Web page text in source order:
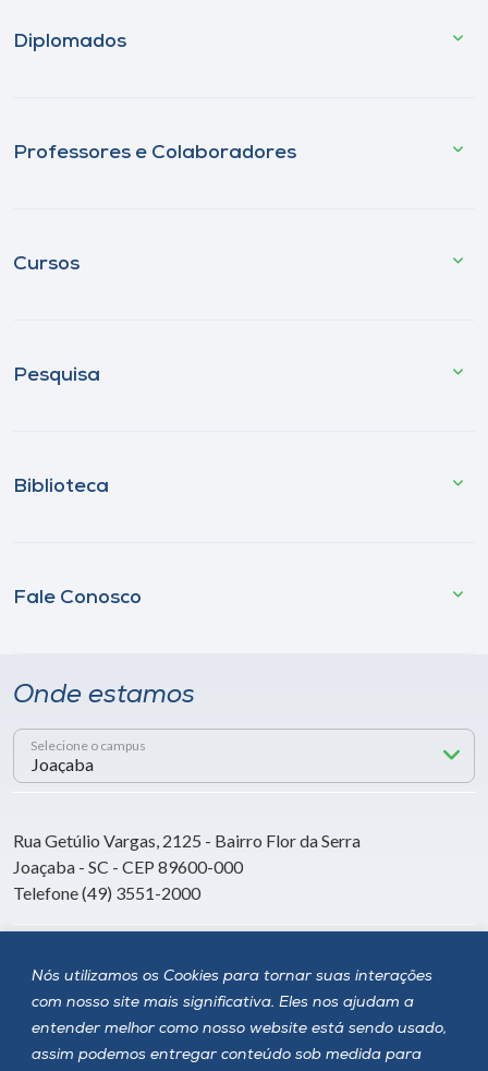
Nós utilizamos os Cookies para tornar suas interações
com nosso site mais significativa. Eles nos ajudam a
entender melhor como nosso website está sendo usado,
assim podemos entregar conteúdo sob medida para
Diplomados
Professores e Colaboradores
Cursos
Pesquisa
Biblioteca
Fale Conosco
Onde estamos
Selecione o campus
Rua Getúlio Vargas, 2125 - Bairro Flor da Serra
Joaçaba - SC - CEP 89600-000
Telefone (49) 3551-2000
Siga a Unoesc